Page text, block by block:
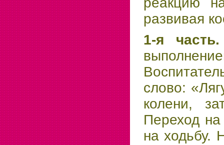
развивая
1-я
слово:
колени,
Переход на
на ходьбу.